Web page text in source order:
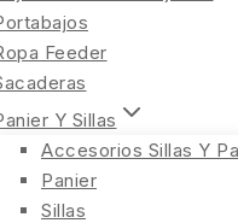
Feeder
Y Sillas
Accesorios Sillas Y
Panier
Sillas